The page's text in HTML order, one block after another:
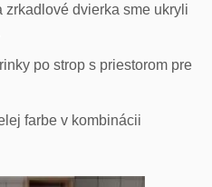
zrkadlové dvierka sme ukryli
po strop s priestorom pre
farbe v kombinácii